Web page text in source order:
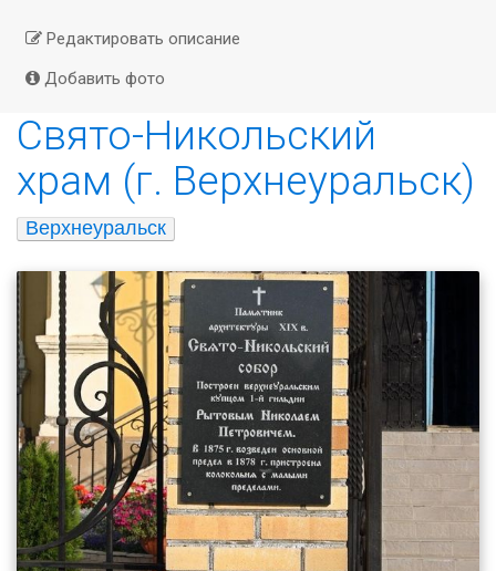
Редактировать описание
Добавить фото
Свято-Никольский
храм (г. Верхнеуральск)
Верхнеуральск